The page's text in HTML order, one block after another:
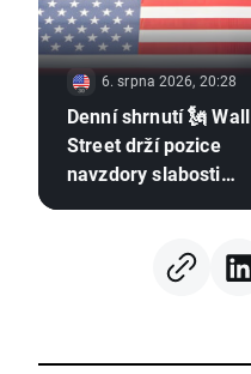
6. srpna 2026, 20:28
Denní shrnutí 🗽 Wall
Street drží pozice
navzdory slabosti